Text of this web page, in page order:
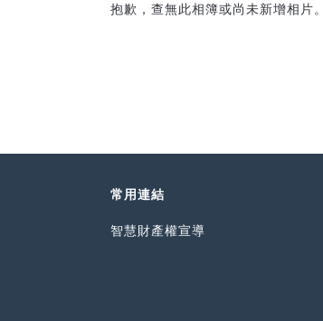
抱歉，查無此相簿或尚未新增相片。
常用連結
智慧財產權宣導